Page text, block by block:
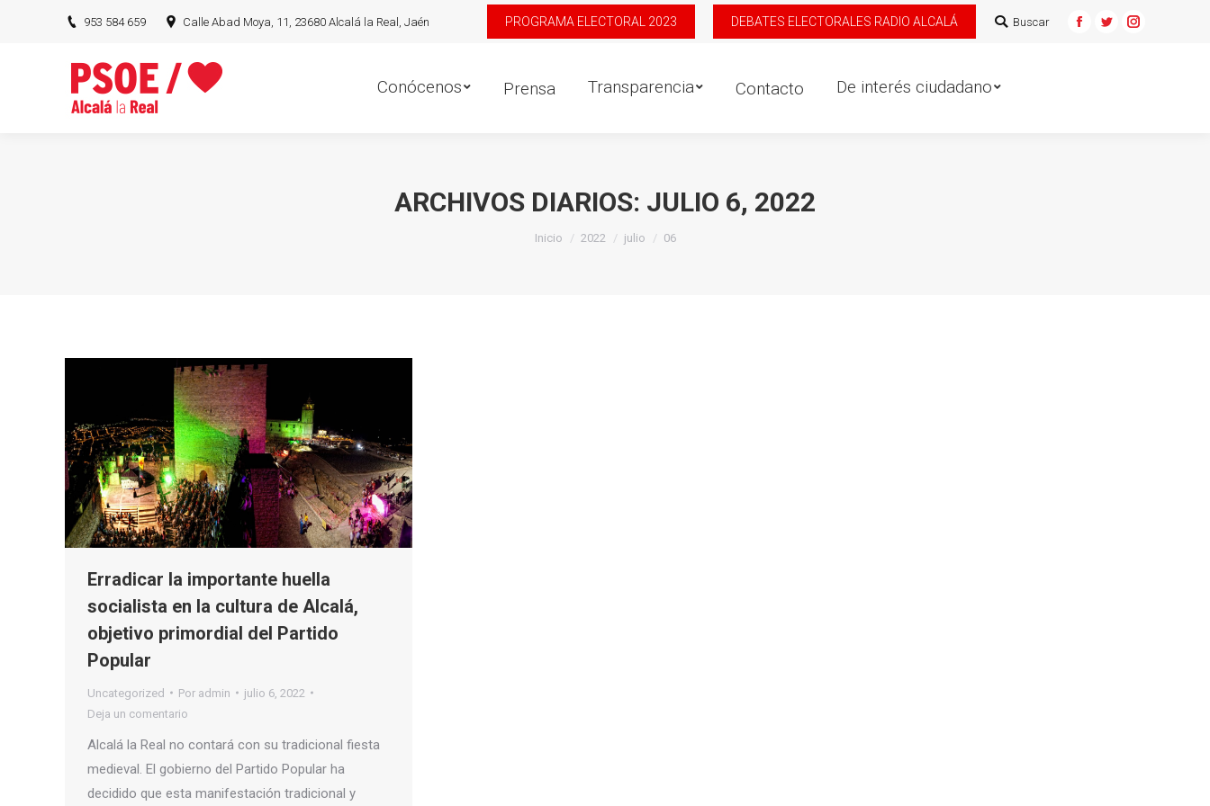
953 584 659 Calle Abad Moya, 11, 23680 Alcalá la Real, Jaén PROGRAMA ELECTORAL 2023 DEBATES ELECTORALES RADIO ALCALÁ Buscar:Buscar
Facebook
TwitterInstagram
Conócenos Prensa Transparencia Contacto De interés ciudadano
ARCHIVOS DIARIOS: JULIO 6, 2022
Estás aquí:
Inicio 2022 julio 06
Erradicar la importante huella
socialista en la cultura de Alcalá,
objetivo primordial del Partido
Popular
Uncategorized Por admin
julio 6, 2022
Deja un comentario
Alcalá la Real no contará con su tradicional fiesta
medieval. El gobierno del Partido Popular ha
decidido que esta manifestación tradicional y
Conócenos Prensa Transparencia Contacto De interés ciudadano